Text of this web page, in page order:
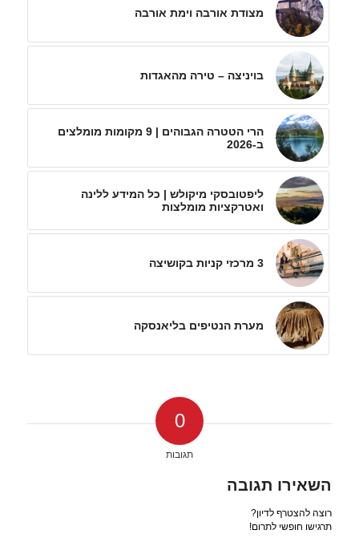
מצודת אורבה וימת אורבה
בויניצה – טירה מהאגדות
הרי הטטרה הגבוהים | 9 מקומות מומלצים
ב-2026
ליפטובסקי מיקולש | כל המידע ללינה
ואטרקציות מומלצות
3 מרכזי קניות בקושיצה
מערת הנטיפים בליאנסקה
0
תגובות
השאירו תגובה
רוצה להצטרף לדיון?
תרגישו חופשי לתרום!